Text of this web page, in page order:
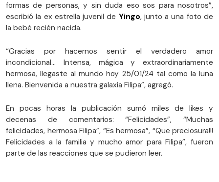
formas de personas, y sin duda eso sos para nosotros”,
escribió la ex estrella juvenil de Yingo, junto a una foto de
la bebé recién nacida.
“Gracias por hacernos sentir el verdadero amor
incondicional… Intensa, mágica y extraordinariamente
hermosa, llegaste al mundo hoy 25/01/24 tal como la luna
llena. Bienvenida a nuestra galaxia Filipa”, agregó.
En pocas horas la publicación sumó miles de likes y
decenas de comentarios: “Felicidades”, “Muchas
felicidades, hermosa Filipa”, “Es hermosa”, “Que preciosura!!!
Felicidades a la familia y mucho amor para Filipa”, fueron
parte de las reacciones que se pudieron leer.